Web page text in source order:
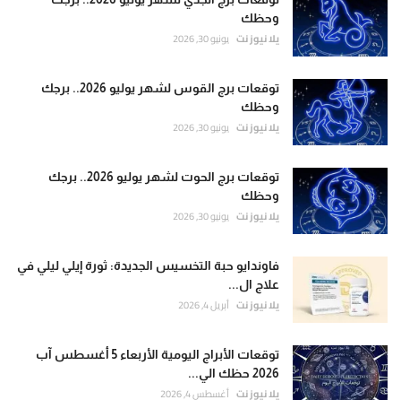
وحظك
يلا نيوز نت يونيو 30, 2026
توقعات برج القوس لشهر يوليو 2026.. برجك
وحظك
يلا نيوز نت يونيو 30, 2026
توقعات برج الحوت لشهر يوليو 2026.. برجك
وحظك
يلا نيوز نت يونيو 30, 2026
فاوندايو حبة التخسيس الجديدة: ثورة إيلي ليلي في
علاج ال...
يلا نيوز نت أبريل 4, 2026
توقعات الأبراج اليومية الأربعاء 5 أغسطس آب
2026 حظك الي...
يلا نيوز نت أغسطس 4, 2026